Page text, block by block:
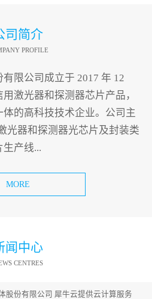
司简介
PROFILE
限公司成立于 2017 年 12
激光器和探测器芯片产品，
的高科技技术企业。公司主
光器和探测器光芯片及封装类
产线...
MORE
闻中心
CENTRES
股份有限公司 犀牛云提供云计算服务